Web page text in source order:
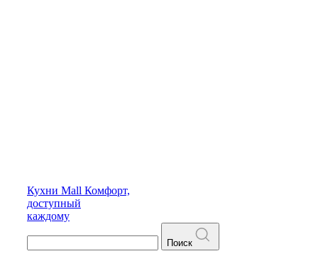
Кухни Mall Комфорт,
доступный
каждому
Поиск